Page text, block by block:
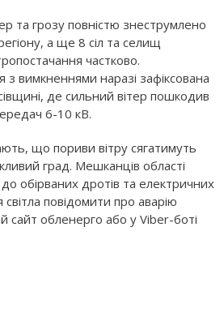
та грозу повністю знеструмлено
а ще 8 сіл та селищ
частково.
з вимкненнями наразі зафіксована
де сильний вітер пошкодив
6-10 кВ.
що пориви вітру сягатимуть
град. Мешканців області
обірваних дротів та електричних
повідомити про аварію
сайт обленерго або у Viber-боті